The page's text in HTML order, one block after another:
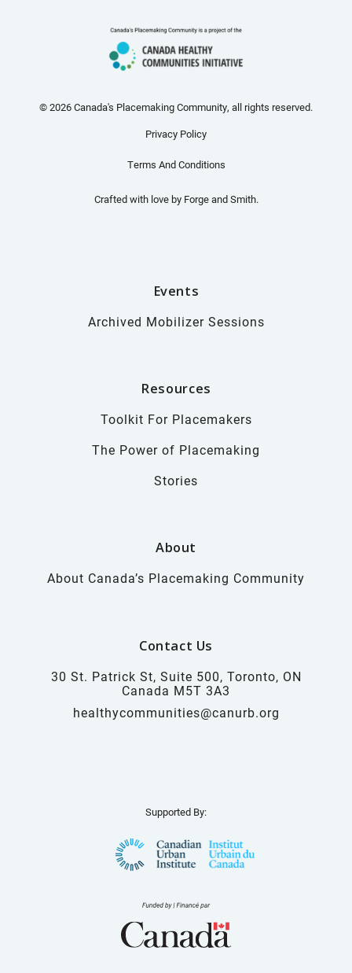
© 2026 Canada's Placemaking Community, all rights reserved.
Privacy Policy
Terms And Conditions
Crafted with love by Forge and Smith.
Events
Archived Mobilizer Sessions
Resources
Toolkit For Placemakers
The Power of Placemaking
Stories
About
About Canada’s Placemaking Community
Contact Us
30 St. Patrick St, Suite 500, Toronto, ON
Canada M5T 3A3
healthycommunities@canurb.org
Supported By: